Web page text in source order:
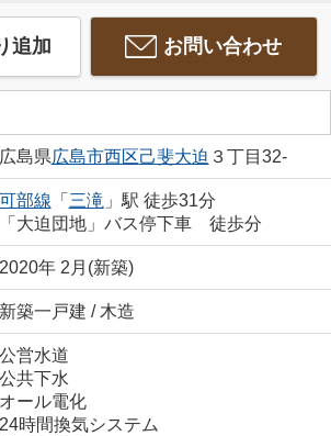
追加 お問い合わせ
広島県広島市西区己斐大迫 ３丁目32-
可部線 「 三滝 」駅 徒歩31分
「大迫団地」バス停下車 徒歩分
2020年 2月(新築)
新築一戸建 / 木造
公営水道
公共下水
オール電化
24時間換気システム